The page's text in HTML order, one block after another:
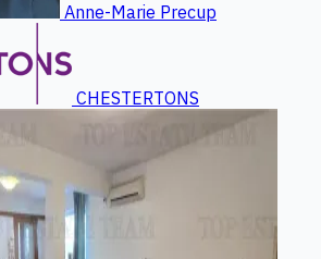
Anne-Marie Precup
CHESTERTONS